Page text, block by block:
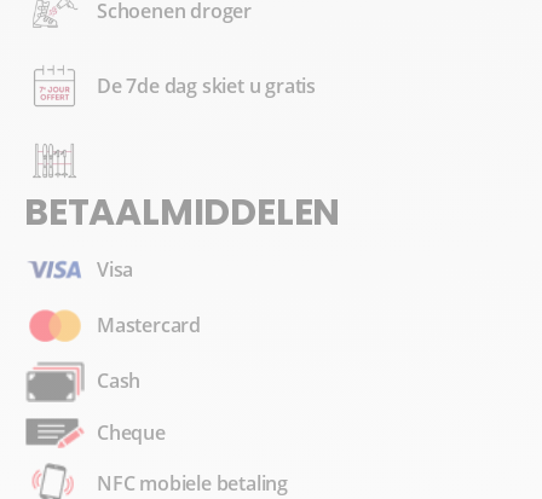
Schoenen droger
De 7de dag skiet u gratis
BETAALMIDDELEN
Visa
Mastercard
Cash
Cheque
NFC mobiele betaling